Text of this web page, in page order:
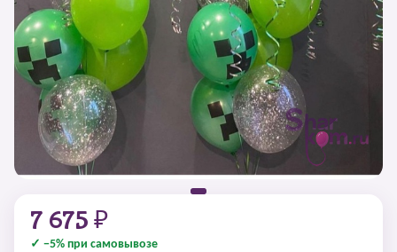
7 675 ₽
✓ −5% при самовывозе